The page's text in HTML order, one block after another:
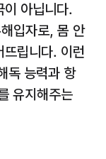
이 아닙니다.
입자로, 몸 안
뜨립니다. 이런
독 능력과 항
유지해주는